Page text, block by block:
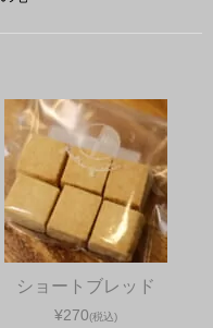
ショートブレッド
¥270(税込)